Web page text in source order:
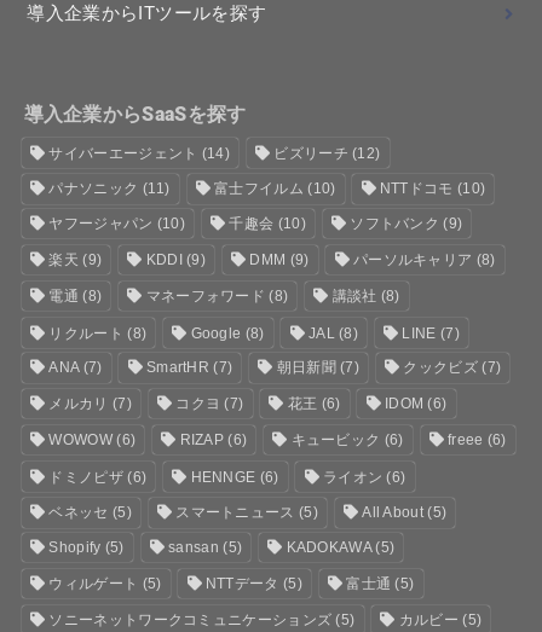
導入企業からITツールを探す
導入企業からSaaSを探す
サイバーエージェント (14) ビズリーチ (12)
パナソニック (11) 富士フイルム (10) NTTドコモ (10)
ヤフージャパン (10) 千趣会 (10) ソフトバンク (9)
楽天 (9) KDDI (9) DMM (9) パーソルキャリア (8)
電通 (8) マネーフォワード (8) 講談社 (8)
リクルート (8) Google (8) JAL (8) LINE (7)
ANA(7) SmartHR (7) 朝日新聞 (7) クックビズ(7)
メルカリ (7) コクヨ (7) 花王 (6) IDOM (6)
WOWOW(6) RIZAP (6) キュービック (6) freee (6)
ドミノピザ(6) HENNGE (6) ライオン (6)
ベネッセ (5) スマートニュース (5) All About(5)
Shopify (5) sansan (5) KADOKAWA(5)
ウィルゲート (5) NTTデータ (5) 富士通 (5)
ソニーネットワークコミュニケーションズ (5) カルビー (5)